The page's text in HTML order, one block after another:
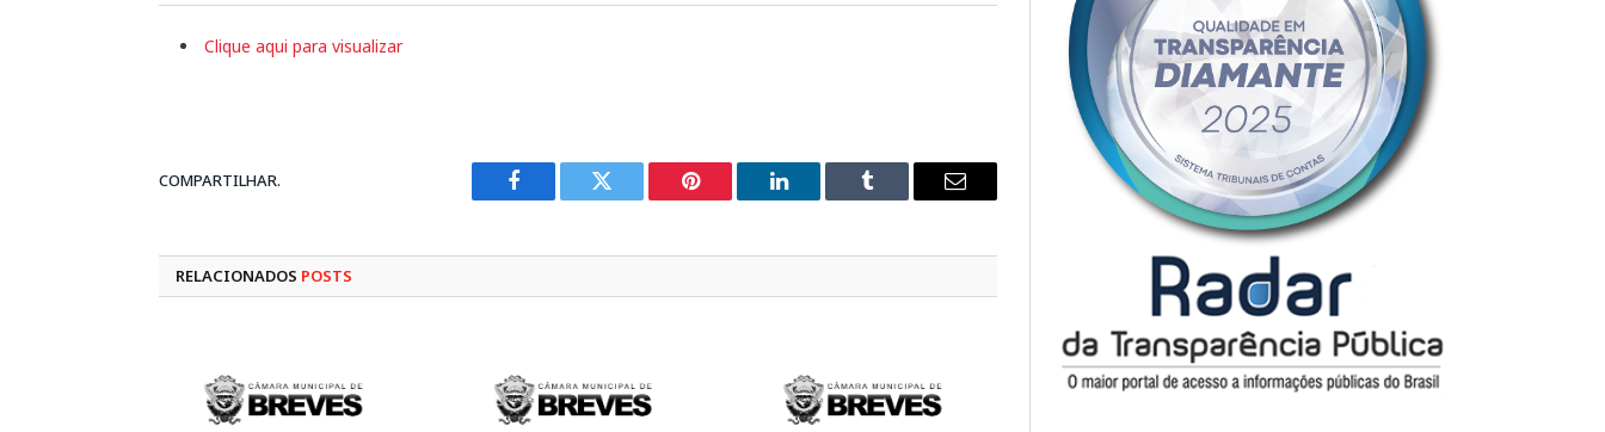
Clique aqui para visualizar
COMPARTILHAR.
Facebook Twitter Pinterest LinkedIn Tumblr
E-
RELACIONADOS POSTS